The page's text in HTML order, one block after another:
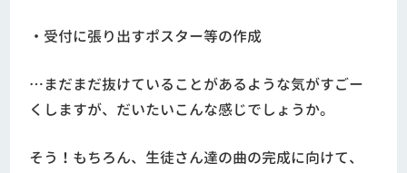
・受付に張り出すポスター等の作成
…まだまだ抜けていることがあるような気がすごー
くしますが、だいたいこんな感じでしょうか。
そう！もちろん、生徒さん達の曲の完成に向けて、